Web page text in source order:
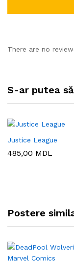
There are no
S-ar putea
Justice League
485,00 MDL
Postere